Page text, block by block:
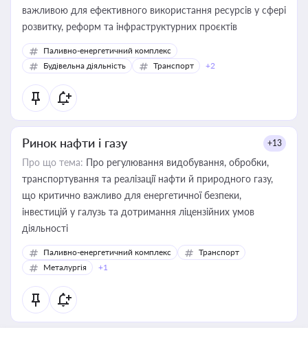
важливою для ефективного використання ресурсів у сфері
розвитку, реформ та інфраструктурних проєктів
Паливно-енергетичний комплекс
Будівельна діяльність
Транспорт +2
Ринок нафти і газу +13
Про що тема: Про регулювання видобування, обробки,
транспортування та реалізації нафти й природного газу,
що критично важливо для енергетичної безпеки,
інвестицій у галузь та дотримання ліцензійних умов
діяльності
Паливно-енергетичний комплекс
Транспорт
Металургія
+1